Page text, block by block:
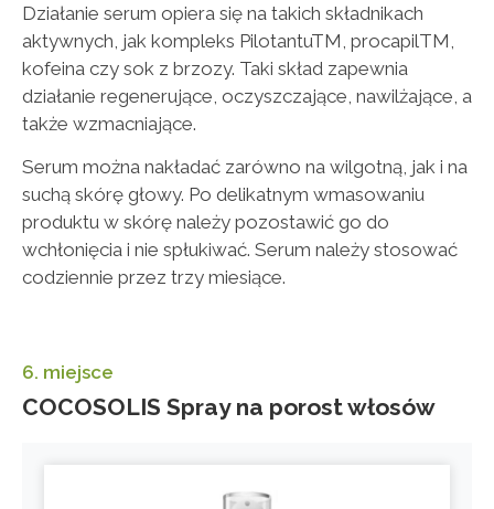
Działanie serum opiera się na takich składnikach
aktywnych, jak kompleks PilotantuTM, procapilTM,
kofeina czy sok z brzozy. Taki skład zapewnia
działanie regenerujące, oczyszczające, nawilżające, a
także wzmacniające.
Serum można nakładać zarówno na wilgotną, jak i na
suchą skórę głowy. Po delikatnym wmasowaniu
produktu w skórę należy pozostawić go do
wchłonięcia i nie spłukiwać. Serum należy stosować
codziennie przez trzy miesiące.
6. miejsce
COCOSOLIS Spray na porost włosów